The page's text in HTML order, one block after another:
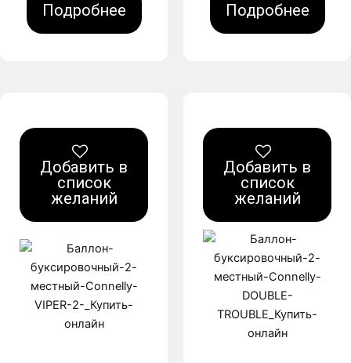
Подробнее Подробнее
Добавить в
список
желаний
Добавить в
список
желаний